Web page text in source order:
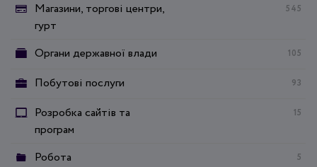
Магазини, торгові центри,
гурт
545
Органи державної влади 105
Побутові послуги 93
Розробка сайтів та
програм
15
Робота 5